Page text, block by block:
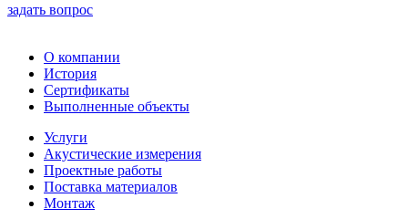
задать вопрос
О компании
История
Сертификаты
Выполненные объекты
Услуги
Акустические измерения
Проектные работы
Поставка материалов
Монтаж